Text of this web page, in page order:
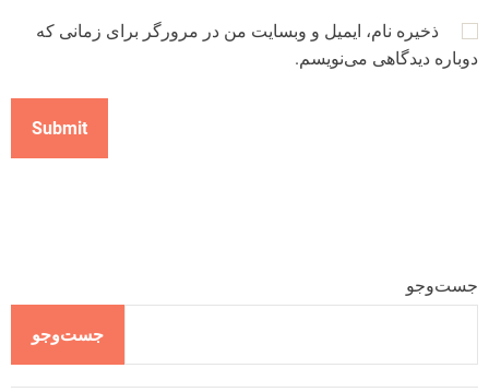
ذخیره نام، ایمیل و وبسایت من در مرورگر برای زمانی که
دوباره دیدگاهی می‌نویسم.
جست‌وجو
جست‌وجو